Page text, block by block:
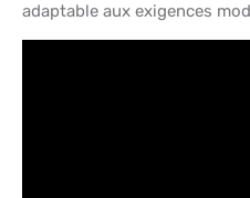
adaptable aux exigences